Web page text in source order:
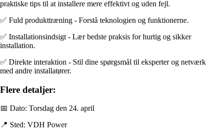
praktiske tips til at installere mere effektivt og uden fejl.
✅ Fuld produkttræning - Forstå teknologien og funktionerne.
✅ Installationsindsigt - Lær bedste praksis for hurtig og sikker
installation.
✅ Direkte interaktion - Stil dine spørgsmål til eksperter og netværk
med andre installatører.
Flere detaljer:
📅 Dato: Torsdag den 24. april
📍 Sted: VDH Power